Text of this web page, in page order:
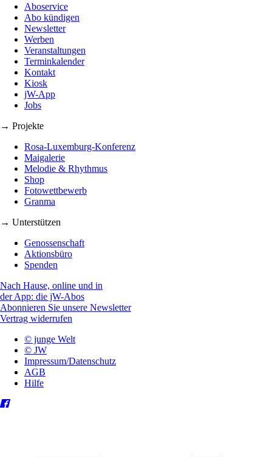
Aboservice
Abo kündigen
Newsletter
Werben
Veranstaltungen
Terminkalender
Kontakt
Kiosk
jW-App
Jobs
→ Projekte
Rosa-Luxemburg-Konferenz
Maigalerie
Melodie & Rhythmus
Shop
Fotowettbewerb
Granma
→ Unterstützen
Genossenschaft
Aktionsbüro
Spenden
Nach Hause, online und in
der App: die jW-Abos
Abonnieren Sie unsere Newsletter
Vertrag widerrufen
© junge Welt
© JW
Impressum/Datenschutz
AGB
Hilfe